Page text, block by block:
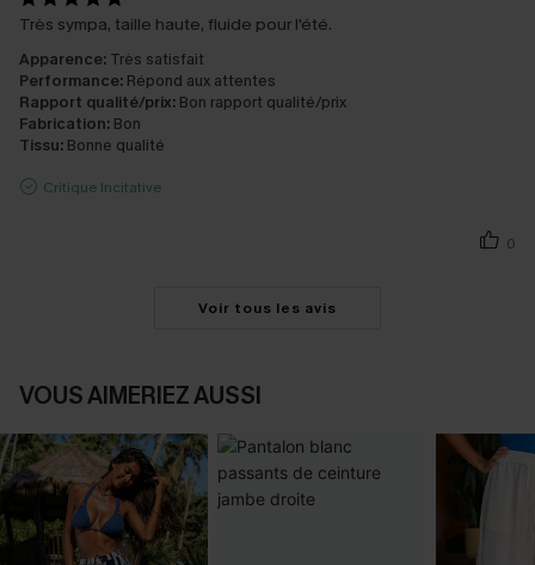
Très sympa, taille haute, fluide pour l'été.
Apparence: Très satisfait
Performance: Répond aux attentes
Rapport qualité/prix: Bon rapport qualité/prix
Fabrication: Bon
Tissu: Bonne qualité
Critique Incitative
0
Voir tous les avis
VOUS AIMERIEZ AUSSI